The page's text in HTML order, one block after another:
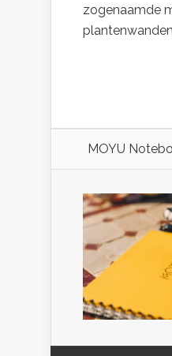
zogenaamde
MOYU